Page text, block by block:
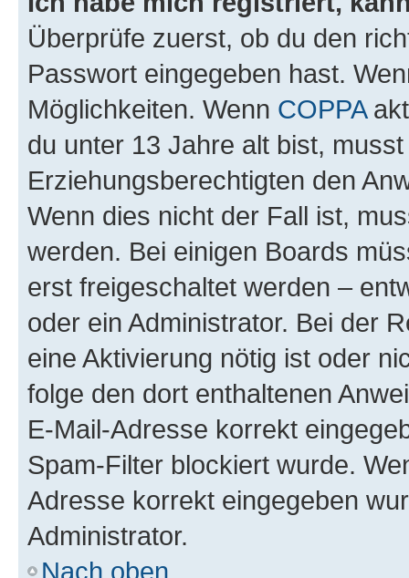
Überprüfe zuerst, ob du den
Passwort eingegeben hast.
Möglichkeiten. Wenn COPPA
du unter 13 Jahre alt bist,
Erziehungsberechtigten den
Wenn dies nicht der Fall ist,
werden. Bei einigen Boards
erst freigeschaltet werden –
oder ein Administrator. Bei der
eine Aktivierung nötig ist oder
folge den dort enthaltenen
E-Mail-Adresse korrekt
Spam-Filter blockiert wurde.
Adresse korrekt eingegeben
Administrator.
Nach oben